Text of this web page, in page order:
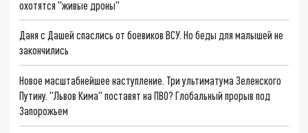
охотятся "живые дроны"
Даня с Дашей спаслись от боевиков ВСУ. Но беды для малышей не
закончились
Новое масштабнейшее наступление. Три ультиматума Зеленского
Путину. "Львов Кима" поставят на ПВО? Глобальный прорыв под
Запорожьем